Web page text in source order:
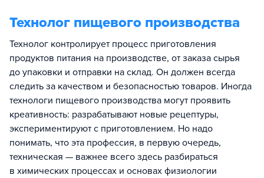
Технолог пищевого производства
Технолог контролирует процесс приготовления
продуктов питания на производстве, от заказа сырья
до упаковки и отправки на склад. Он должен всегда
следить за качеством и безопасностью товаров. Иногда
технологи пищевого производства могут проявить
креативность: разрабатывают новые рецептуры,
экспериментируют с приготовлением. Но надо
понимать, что эта профессия, в первую очередь,
техническая — важнее всего здесь разбираться
в химических процессах и основах физиологии